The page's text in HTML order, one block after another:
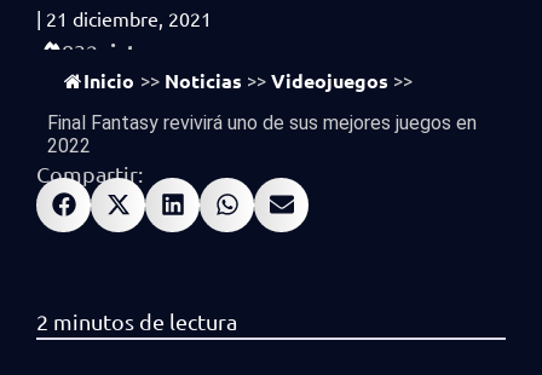
| 21 diciembre, 2021
832 vistas
Inicio >> Noticias >> Videojuegos >>
Final Fantasy revivirá uno de sus mejores juegos en
2022
Compartir: